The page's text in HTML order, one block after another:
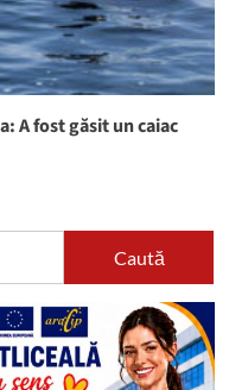
A fost găsit un caiac